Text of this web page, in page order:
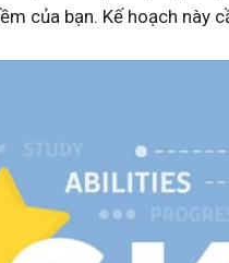
của bạn. Kế hoạch này